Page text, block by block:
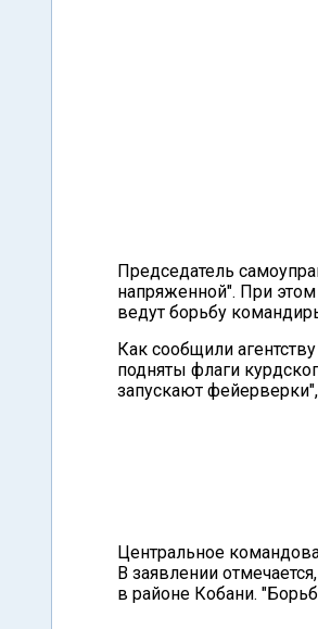
Председатель
напряженной". При этом
ведут борьбу
Как сообщили
подняты флаги
запускают
Центральное
В заявлении
в районе Кобани.